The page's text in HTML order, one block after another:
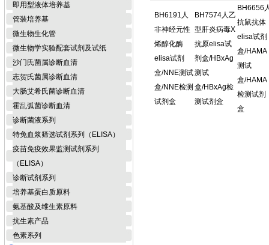
即用型液体培养基
管装培养基
微生物生化管
微生物学实验配套试剂及试纸
沙门氏菌属诊断血清
志贺氏菌属诊断血清
大肠艾希氏菌诊断血清
霍乱弧菌诊断血清
诊断菌液系列
特免血浆筛选试剂系列（ELISA）
疫苗免疫效果监测试剂系列
（ELISA）
诊断试剂系列
培养基蛋白质原料
氨基酸及维生素原料
抗生素产品
色素系列
BH6191人
非神经元性
烯醇化酶
elisa试剂
盒/NNE测试
盒/NNE检测
试剂盒
BH7574人乙
型肝炎病毒X
抗原elisa试
剂盒/HBxAg
测试
盒/HBxAg检
测试剂盒
BH6656
抗鼠抗体
elisa试剂
盒/HAMA
测试
盒/HAMA
检测试剂
盒